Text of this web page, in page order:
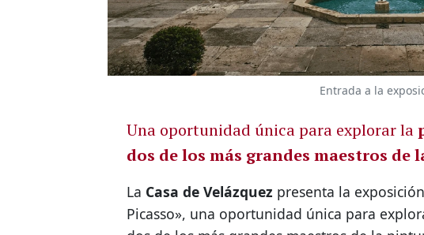
Entrada a la
Una oportunidad única para explorar la
dos de los más grandes maestros de
La Casa de Velázquez presenta la
Picasso», una oportunidad única para